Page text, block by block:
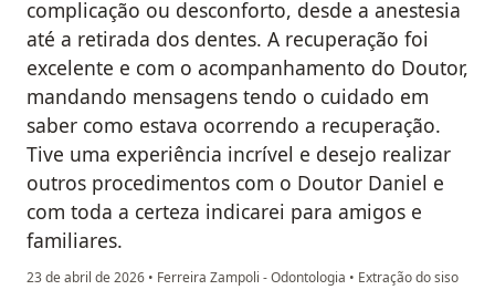
complicação ou desconforto, desde a anestesia
até a retirada dos dentes. A recuperação foi
excelente e com o acompanhamento do Doutor,
mandando mensagens tendo o cuidado em
saber como estava ocorrendo a recuperação.
Tive uma experiência incrível e desejo realizar
outros procedimentos com o Doutor Daniel e
com toda a certeza indicarei para amigos e
familiares.
23 de abril de 2026 • Ferreira Zampoli - Odontologia • Extração do siso